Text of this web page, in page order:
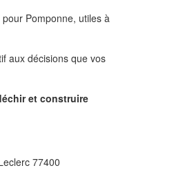
Pomponne, utiles à
aux décisions que vos
et construire
77400